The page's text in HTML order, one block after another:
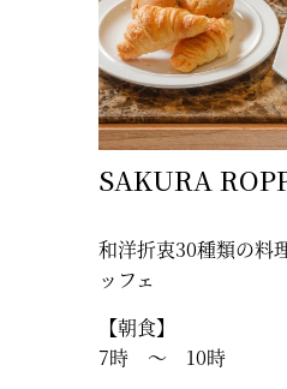
SAKURA
和洋折衷30種類の料
ッフェ
【朝食】
7時 ～ 10時